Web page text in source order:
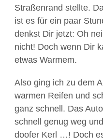
Straßenrand stellte.
ist es für ein paar
denkst Dir jetzt: Oh
nicht! Doch wenn Dir
etwas Warmem.
Also ging ich zu dem
warmen Reifen und
ganz schnell. Das
schnell genug weg
doofer Kerl …! Doch